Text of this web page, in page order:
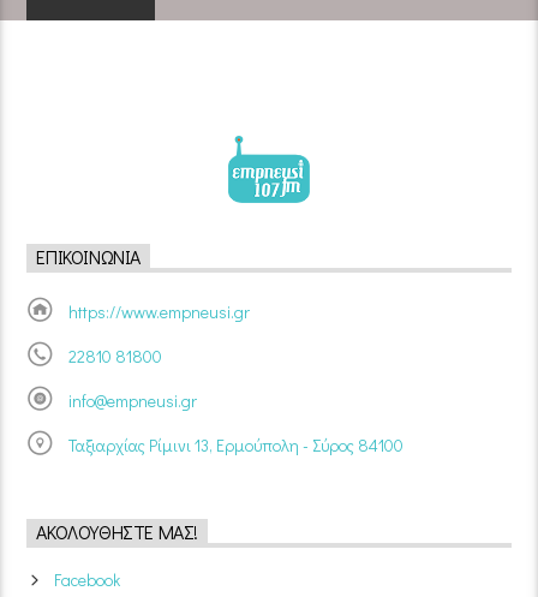
ΕΠΙΚΟΙΝΩΝΊΑ
https://www.empneusi.gr
22810 81800
info@empneusi.gr
Ταξιαρχίας Ρίμινι 13, Ερμούπολη - Σύρος 84100
ΑΚΟΛΟΥΘΉΣΤΕ ΜΑΣ!
Facebook